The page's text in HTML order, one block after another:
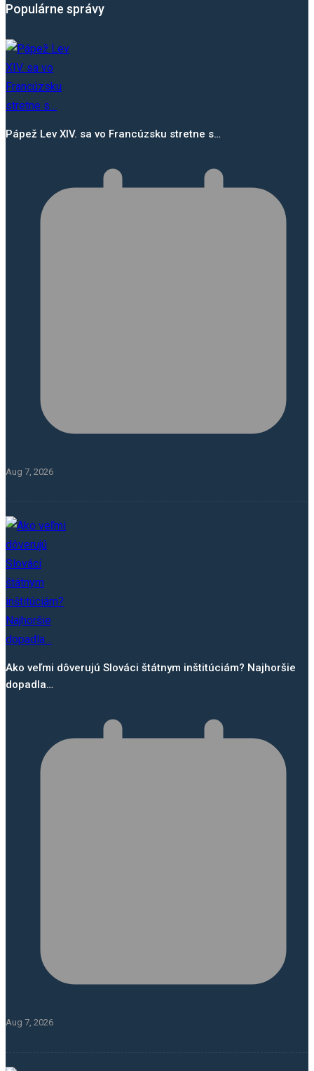
Populárne správy
Pápež Lev XIV. sa vo Francúzsku stretne s…
Aug 7, 2026
Ako veľmi dôverujú Slováci štátnym inštitúciám? Najhoršie
dopadla…
Aug 7, 2026